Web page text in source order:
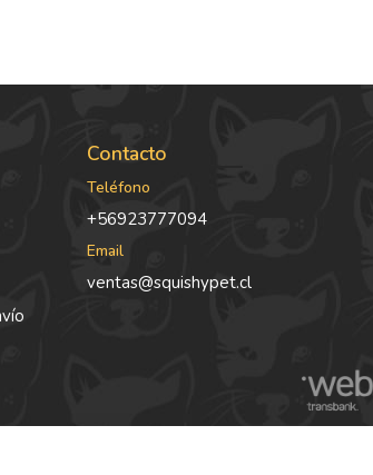
Contacto
Teléfono
+56923777094
Email
ventas@squishypet.cl